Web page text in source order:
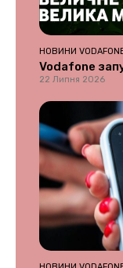
НОВИНИ
Vodafone
22 Липня 2026